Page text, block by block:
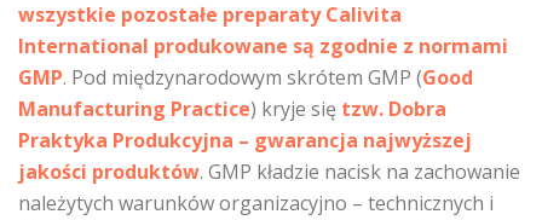
wszystkie pozostałe preparaty Calivita
International produkowane są zgodnie z normami
GMP. Pod międzynarodowym skrótem GMP (Good
Manufacturing Practice) kryje się tzw. Dobra
Praktyka Produkcyjna – gwarancja najwyższej
jakości produktów. GMP kładzie nacisk na zachowanie
należytych warunków organizacyjno – technicznych i